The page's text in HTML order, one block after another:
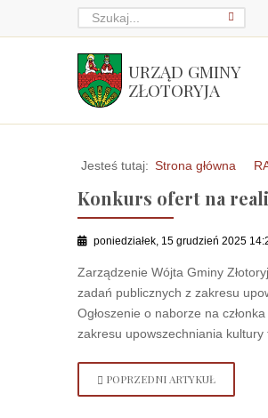
URZĄD GMINY
ZŁOTORYJA
Jesteś tutaj: Strona główna
Konkurs ofert na
poniedziałek, 15 grudzień 2025
Zarządzenie Wójta Gminy
zadań publicznych z zakresu
Ogłoszenie o naborze na
zakresu upowszechniania
POPRZEDNI ARTYKUŁ